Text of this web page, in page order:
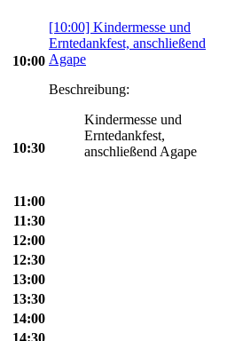
10:00
[10:00] Kindermesse und
Erntedankfest, anschließend
Agape
Beschreibung:
Kindermesse und
Erntedankfest,
anschließend Agape
10:30
11:00
11:30
12:00
12:30
13:00
13:30
14:00
14:30